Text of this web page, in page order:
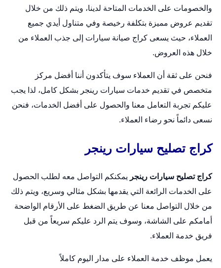
والخصومات على الخدمات المتاحة لدينا، ويتم ذلك من خلال
تقديم عروض مميزة بتكلفة رخيصة وفي متناول أيدي جميع
العملاء، حيث يسعى كراج صيانة سيارات إلى جذب العملاء من
خلال هذه العروض.
فنحن على ثقة أن العملاء سوف يتأكدون أننا أفضل مركز
متخصص في تقديم خدمات سيارات رينجر بشكل كامل، لذا يجب
عليكم تجربة التعامل معنا والحصول على أفضل الخدمات، فنحن
نسعى دائماً نحو رضاء العملاء.
كراج تصليح سيارات رينجر
كراج تصليح سيارات رينجر يمكنكم التواصل معه لطلب الحصول
على الخدمات الرائعة التي يقدمها بشكل مثالي وسريع، ويتم ذلك
من خلال التواصل معنا عن طريق الضغط على الأرقام الواضحة
أمامكم على الشاشة، وسوف يتم الرد عليكم سريعاً من قبل
فريق خدمة العملاء.
يعمل موظف خدمة العملاء على مدار اليوم كاملاً